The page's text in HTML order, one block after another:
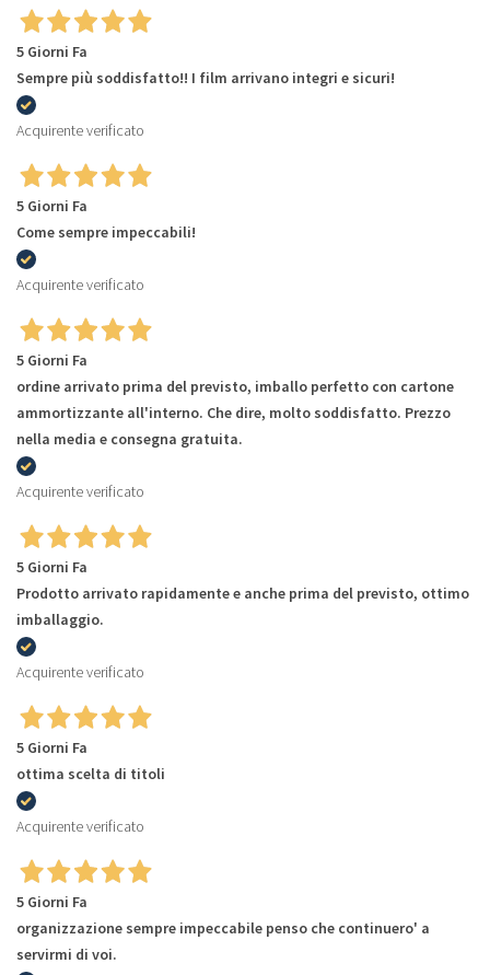
5 Giorni Fa
Sempre più soddisfatto!! I film arrivano integri e sicuri!
Acquirente verificato
5 Giorni Fa
Come sempre impeccabili!
Acquirente verificato
5 Giorni Fa
ordine arrivato prima del previsto, imballo perfetto con cartone
ammortizzante all'interno. Che dire, molto soddisfatto. Prezzo
nella media e consegna gratuita.
Acquirente verificato
5 Giorni Fa
Prodotto arrivato rapidamente e anche prima del previsto, ottimo
imballaggio.
Acquirente verificato
5 Giorni Fa
ottima scelta di titoli
Acquirente verificato
5 Giorni Fa
organizzazione sempre impeccabile penso che continuero' a
servirmi di voi.